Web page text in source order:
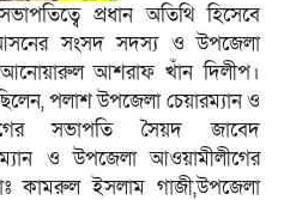
প্রধান অতিথি হিসেবে
আসনের সংসদ সদস্য ও উপজেলা
আশরাফ খাঁন দিলীপ।
পলাশ উপজেলা চেয়ারম্যান ও
সভাপতি সৈয়দ জাবেদ
ও উপজেলা আওয়ামীলীগের
কামরুল ইসলাম গাজী,উপজেলা